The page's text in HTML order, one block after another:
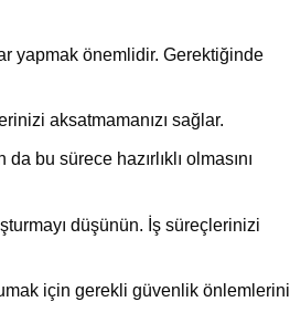
yapmak önemlidir. Gerektiğinde
aksatmamanızı sağlar.
bu sürece hazırlıklı olmasını
düşünün. İş süreçlerinizi
için gerekli güvenlik önlemlerini